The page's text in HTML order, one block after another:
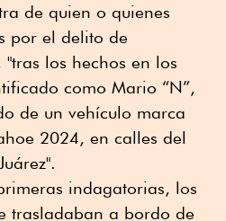
de quien o quienes
por el delito de
los hechos en los
como Mario “N”,
de un vehículo marca
2024, en calles del
indagatorias, los
trasladaban a bordo de